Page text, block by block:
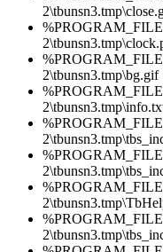
2\tbunsn3.tmp\bg.gif